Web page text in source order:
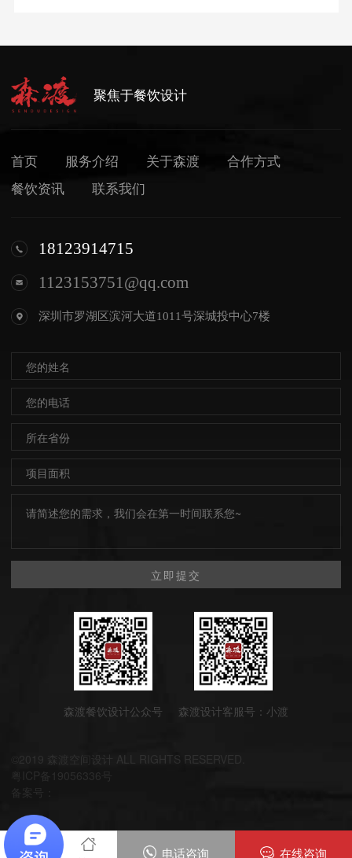
聚焦于餐饮设计
首页 服务介绍 关于森渡
合作方式
餐饮资讯
联系我们
18123914715
1123153751@qq.com
深圳市罗湖区滨河大道1011号深城投中心7楼
立即提交
森渡餐饮设计公众号 森渡设计客服号：小渡
©2019 森渡空间设计 ALL RIGHTS RESERVED.
粤ICP备19056336号
电话咨询 在线咨询